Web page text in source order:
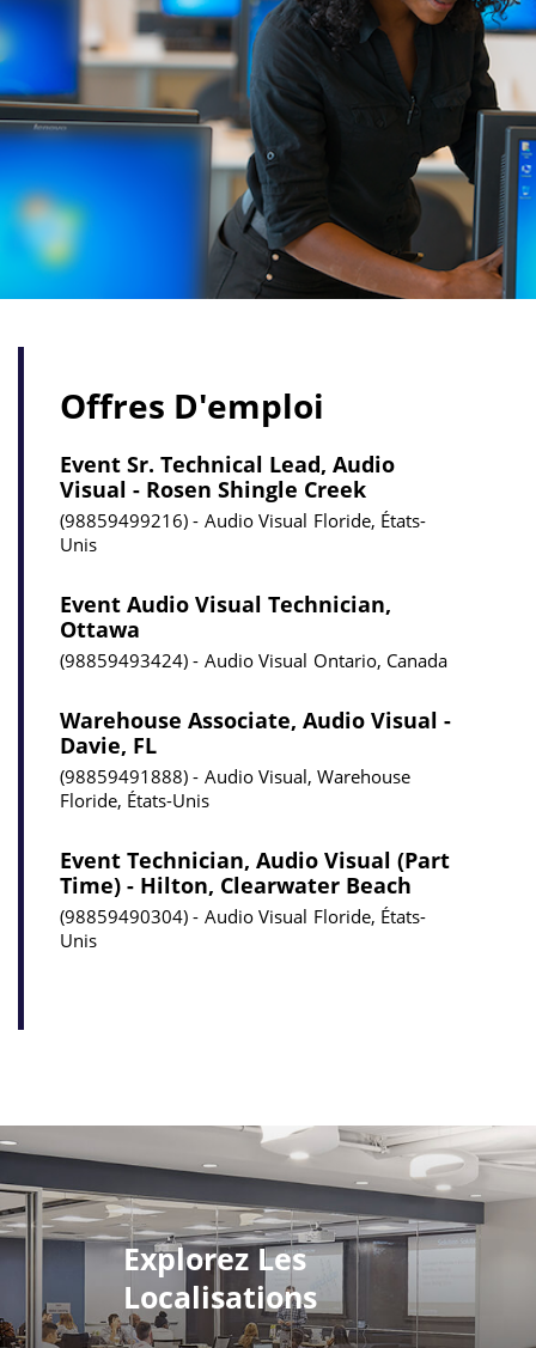
Offres D'emploi
Event Sr. Technical Lead, Audio
Visual - Rosen Shingle Creek
98859499216 Audio Visual Floride, États-
Unis
Event Audio Visual Technician,
Ottawa
98859493424 Audio Visual Ontario, Canada
Warehouse Associate, Audio Visual -
Davie, FL
98859491888
Audio Visual, Warehouse
Floride, États-Unis
Event Technician, Audio Visual (Part
Time) - Hilton, Clearwater Beach
98859490304 Audio Visual Floride, États-
Unis
Explorez Les
Localisations